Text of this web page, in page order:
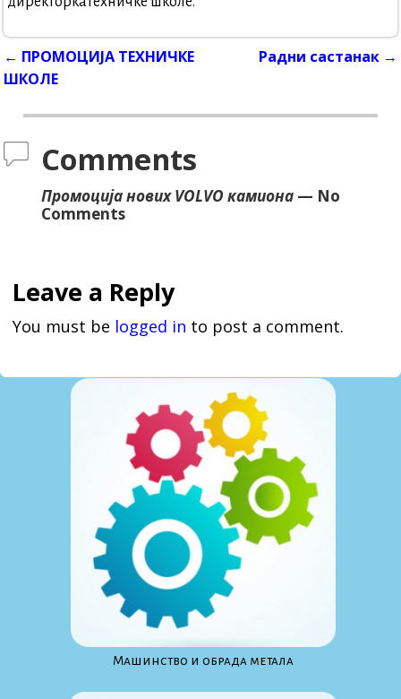
Post navigation
← ПРОМОЦИЈА ТЕХНИЧКЕ
ШКОЛЕ
Радни састанак →
Comments
Промоција нових VOLVO камиона — No
Comments
Leave a Reply
You must be logged in to post a comment.
Maшинство и обрада метала